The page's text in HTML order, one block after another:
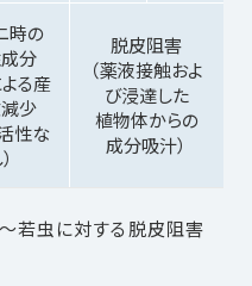
時の
分
る産
少
性な
脱皮阻害
（薬液接触およ
び浸達した
植物体からの
成分吸汁）
若虫に対する脱皮阻害